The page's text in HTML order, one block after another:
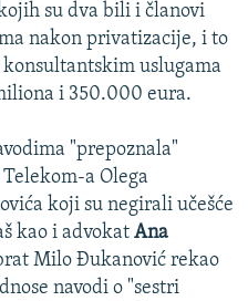
su dva bili i članovi
nakon privatizacije, i to
uslugama
i 350.000 eura.
"prepoznala"
a Olega
koji su negirali učešće
kao i advokat Ana
Milo Đukanović rekao
navodi o "sestri